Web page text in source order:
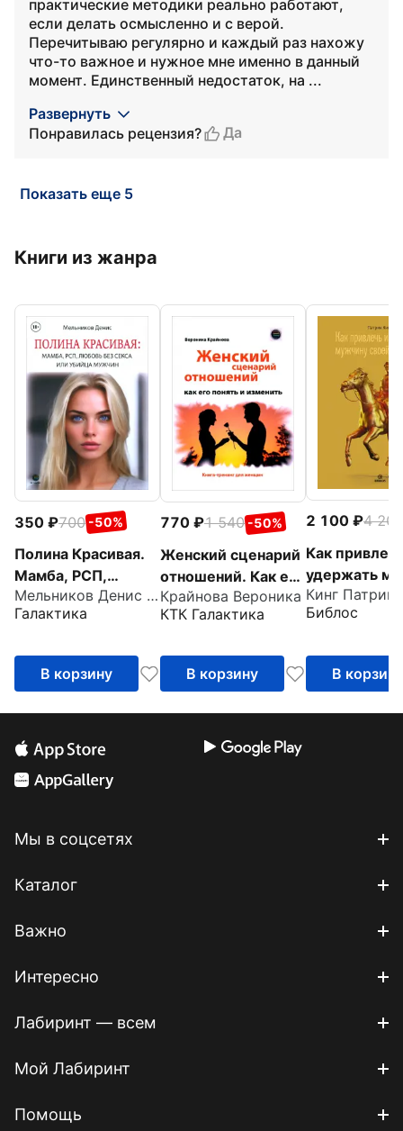
практические методики реально работают,
если делать осмысленно и с верой.
Перечитываю регулярно и каждый раз нахожу
что-то важное и нужное мне именно в данный
момент. Единственный недостаток, на ...
Развернуть
Понравилась рецензия?
Да
Показать еще 5
Книги из жанра
350 700 -50%
Полина Красивая.
Мамба, РСП,
любовь без секса,
или Убийца мужчин
Мельников Денис Андреевич
Галактика
В корзину
770 1 540 -50%
Женский сценарий
отношений. Как его
понять и изменить.
Книга-тренинг для
Крайнова Вероника
КТК Галактика
В корзину
2 100
4 200
Как
удержать
своей
Мужской
знакомств
Кинг Патрик
Библос
В корзину
Мы в соцсетях
Каталог
Важно
Интересно
Лабиринт — всем
Мой Лабиринт
Помощь